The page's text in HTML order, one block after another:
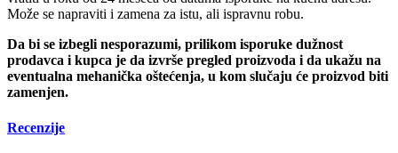
Može se napraviti i zamena za istu, ali ispravnu robu.
Da bi se izbegli nesporazumi, prilikom isporuke dužnost
prodavca i kupca je da izvrše pregled proizvoda i da ukažu na
eventualna mehanička oštećenja, u kom slučaju će proizvod biti
zamenjen.
Recenzije